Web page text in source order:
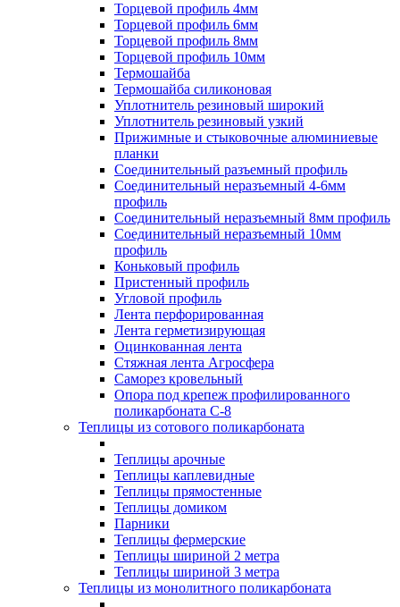
Торцевой профиль 4мм
Торцевой профиль 6мм
Торцевой профиль 8мм
Торцевой профиль 10мм
Термошайба
Термошайба силиконовая
Уплотнитель резиновый широкий
Уплотнитель резиновый узкий
Прижимные и стыковочные алюминиевые
планки
Соединительный разъемный профиль
Соединительный неразъемный 4-6мм
профиль
Соединительный неразъемный 8мм профиль
Соединительный неразъемный 10мм
профиль
Коньковый профиль
Пристенный профиль
Угловой профиль
Лента перфорированная
Лента герметизирующая
Оцинкованная лента
Стяжная лента Агросфера
Саморез кровельный
Опора под крепеж профилированного
поликарбоната С-8
Теплицы из сотового поликарбоната
Теплицы арочные
Теплицы каплевидные
Теплицы прямостенные
Теплицы домиком
Парники
Теплицы фермерские
Теплицы шириной 2 метра
Теплицы шириной 3 метра
Теплицы из монолитного поликарбоната